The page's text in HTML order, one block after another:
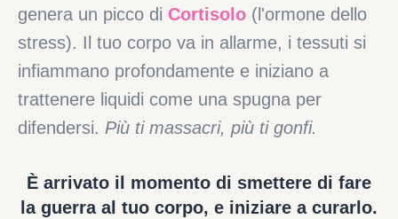
genera un picco di Cortisolo (l'ormone dello
stress). Il tuo corpo va in allarme, i tessuti si
infiammano profondamente e iniziano a
trattenere liquidi come una spugna per
difendersi. Più ti massacri, più ti gonfi.
È arrivato il momento di smettere di fare
la guerra al tuo corpo, e iniziare a curarlo.